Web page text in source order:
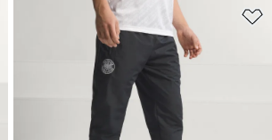
Dodaj do listy życzeń